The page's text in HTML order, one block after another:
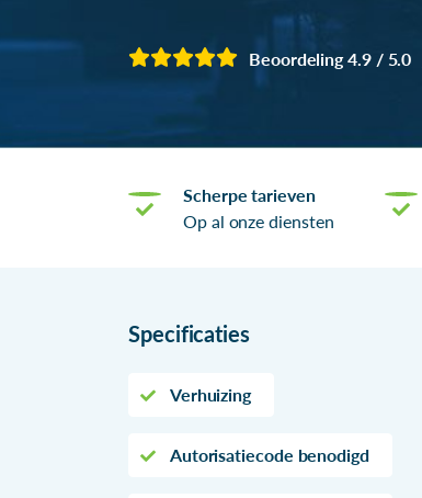
Beoordeling 4.9 / 5.0
Scherpe tarieven
Op al onze diensten
Specificaties
Verhuizing
Autorisatiecode benodigd